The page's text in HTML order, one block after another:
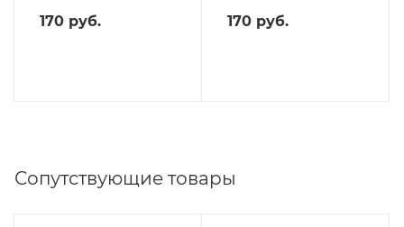
170 руб. 170 руб.
Сопутствующие товары